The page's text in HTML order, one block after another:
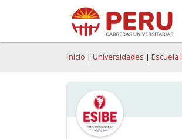
Inicio | Universidades | Escuela